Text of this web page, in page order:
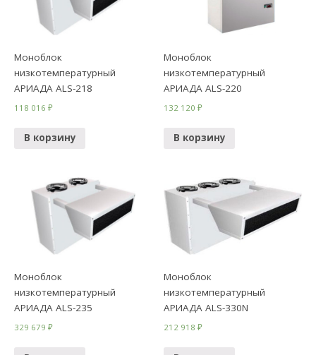
Моноблок
низкотемпературный
АРИАДА ALS-218
118 016₽
В корзину
Моноблок
низкотемпературный
АРИАДА ALS-220
132 120₽
В корзину
Моноблок
низкотемпературный
АРИАДА ALS-235
329 679₽
Моноблок
низкотемпературный
АРИАДА ALS-330N
212 918₽